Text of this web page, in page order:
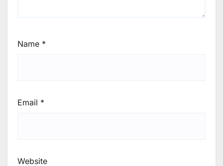
Name *
Email *
Website